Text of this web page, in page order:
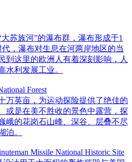
苏族河”的瀑布群，瀑布形成于1
，瀑布对生息在河两岸地区的当
到这里的欧洲人有着深刻影响，人
水利发展工业。
Forest
万英亩，为运动探险提供了绝佳的
或是在美不胜收的景色中露营，探
峨的花岗石山峰、深谷、层叠不尽
泊。
Missile National Historic Site